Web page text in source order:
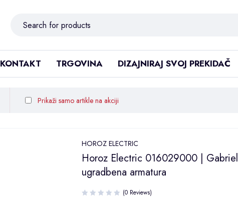
KONTAKT TRGOVINA DIZAJNIRAJ SVOJ PREKIDAČ
Prikaži samo artikle na akciji
HOROZ ELECTRIC
Horoz Electric 016029000 | Gabriel
ugradbena armatura
(0 Reviews)